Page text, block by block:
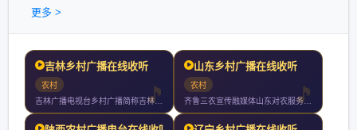
更多 >
吉林乡村广播在线收听
农村
吉林广播电视台乡村广播简称吉林乡村广播是吉林广播电视台旗下的
山东乡村广播在线收听
农村
齐鲁三农宣传融媒体山东对农服务信平台山东唯一专心专注专业对农